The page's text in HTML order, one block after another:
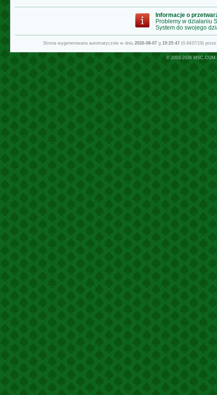
Informacje o
Problemy w działaniu
System do swojego
Strona wygenerowana automatycznie w dniu 2026-08-07g.19:25:47(0.9437/19)
© 2003-2026